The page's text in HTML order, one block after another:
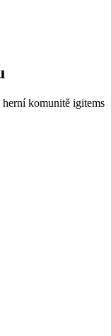
herní komunitě igitems